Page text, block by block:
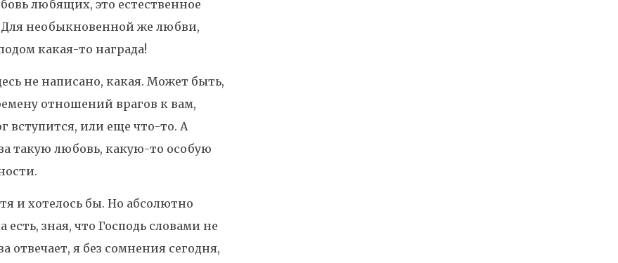
любящих, это естественное
необыкновенной же любви,
какая-то награда!
не написано, какая. Может быть,
отношений врагов к вам,
вступится, или еще что-то. А
такую любовь, какую-то особую
и хотелось бы. Но абсолютно
зная, что Господь словами не
отвечает, я без сомнения сегодня,